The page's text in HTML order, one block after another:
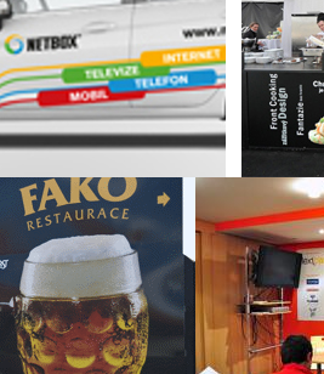
návrh a realizace
aut společnosti
- Smart Comp. a.s.
poutač pro
restauraci
Pozadí